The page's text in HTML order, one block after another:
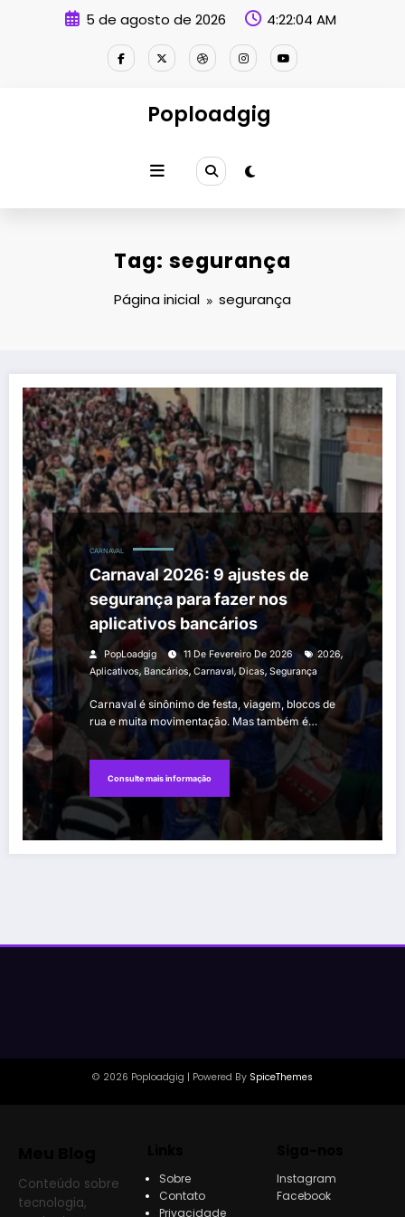
5 de agosto de 2026 4:22:04 AM
Poploadgig
Tag: segurança
Página inicial segurança
CARNAVAL
Carnaval 2026: 9 ajustes de
segurança para fazer nos
aplicativos bancários
PopLoadgig 11 De Fevereiro De 2026 2026,
Aplicativos, Bancários, Carnaval, Dicas, Segurança
Carnaval é sinônimo de festa, viagem, blocos de
rua e muita movimentação. Mas também é…
Consulte mais informação
© 2026 Poploadgig | Powered By SpiceThemes
Conteúdo sobre
tecnologia,
Sobre
Contato
Privacidade
Instagram
Facebook